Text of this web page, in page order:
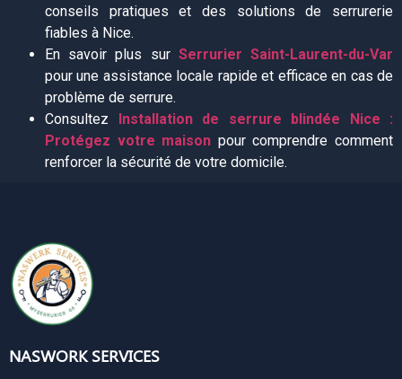
conseils pratiques et des solutions de serrurerie
fiables à Nice.
En savoir plus sur Serrurier Saint-Laurent-du-Var
pour une assistance locale rapide et efficace en cas de
problème de serrure.
Consultez
Installation de serrure blindée Nice :
Protégez votre maison pour comprendre comment
renforcer la sécurité de votre domicile.
NASWORK SERVICES